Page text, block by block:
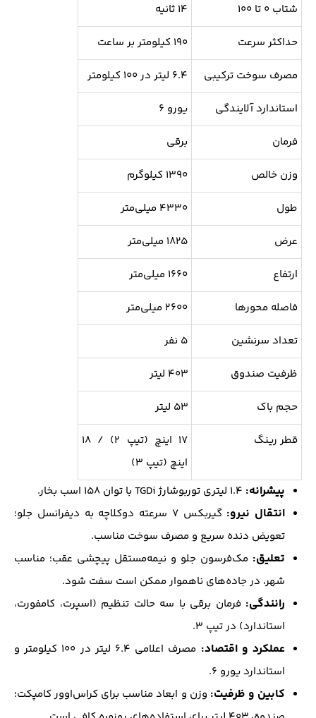
۱۴ ثانیه شتاب ۰ تا ۱۰۰
۱۹۰ کیلومتر بر ساعت حداکثر سرعت
۶.۴ لیتر در ۱۰۰ کیلومتر مصرف سوخت ترکیبی
یورو ۶ استاندارد آلایندگی
برقی فرمان
۱۳۹۰ کیلوگرم وزن خالص
۴۳۳۰ میلی‌متر طول
۱۸۲۵ میلی‌متر عرض
۱۶۶۰ میلی‌متر ارتفاع
۲۶۰۰ میلی‌متر فاصله محورها
۵ نفر تعداد سرنشین
۴۰۳ لیتر ظرفیت صندوق
۵۳ لیتر حجم باک
۱۷ اینچ (تیپ ۲) / ۱۸
اینچ (تیپ ۳)
قطر رینگ
پیشرانه:
انتقال نیرو:
گیربکس ۷ سرعته دوکلاچه به دیفرانسل جلو؛
تعویض دنده سریع و مصرف سوخت مناسب.
تعلیق: مک‌فرسون جلو و نیمه‌مستقل پیچشی عقب؛ مناسب
شهر، در جاده‌های ناهموار ممکن است سفت شود.
رانندگی: فرمان برقی با سه حالت تنظیم (اسپرت، کامفورت،
استاندارد) در تیپ ۳.
عملکرد و اقتصاد:
مصرف اعلامی ۶.۴ لیتر در ۱۰۰ کیلومتر و
استاندارد یورو ۶.
کابین و ظرفیت: وزن و ابعاد مناسب برای کراس‌اوور کامپکت؛